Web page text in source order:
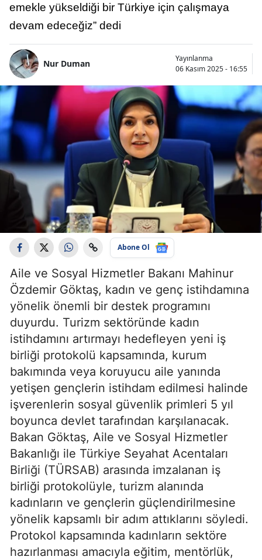
emekle yükseldiği bir Türkiye için çalışmaya
devam edeceğiz” dedi
Nur Duman
Yayınlanma
06 Kasım 2025 - 16:55
Abone Ol
Aile ve Sosyal Hizmetler Bakanı Mahinur
Özdemir Göktaş, kadın ve genç istihdamına
yönelik önemli bir destek programını
duyurdu. Turizm sektöründe kadın
istihdamını artırmayı hedefleyen yeni iş
birliği protokolü kapsamında, kurum
bakımında veya koruyucu aile yanında
yetişen gençlerin istihdam edilmesi halinde
işverenlerin sosyal güvenlik primleri 5 yıl
boyunca devlet tarafından karşılanacak.
Bakan Göktaş, Aile ve Sosyal Hizmetler
Bakanlığı ile Türkiye Seyahat Acentaları
Birliği (TÜRSAB) arasında imzalanan iş
birliği protokolüyle, turizm alanında
kadınların ve gençlerin güçlendirilmesine
yönelik kapsamlı bir adım attıklarını söyledi.
Protokol kapsamında kadınların sektöre
hazırlanması amacıyla eğitim, mentörlük,